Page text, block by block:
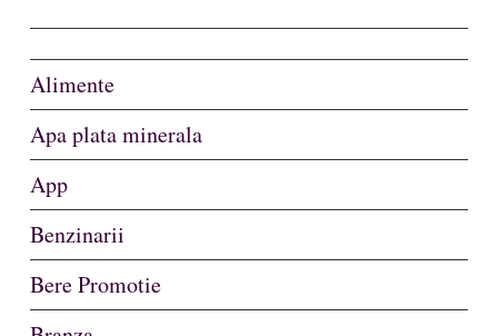
Alimente
Apa plata minerala
App
Benzinarii
Bere Promotie